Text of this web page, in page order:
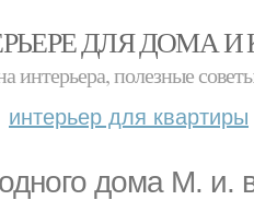
ДЛЯ ДОМА И
интерьера, полезные
интерьер для квартиры
дома М. и.